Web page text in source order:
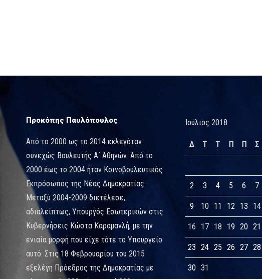
Προκόπης Παυλόπουλος
Από το 2000 ως το 2014 εκλεγόταν
συνεχώς Βουλευτής Α΄ Αθηνών. Από το
2000 έως το 2004 ήταν Κοινοβουλευτικός
Εκπρόσωπος της Νέας Δημοκρατίας.
Μεταξύ 2004-2009 διετέλεσε,
αδιαλείπτως, Υπουργός Εσωτερικών στις
Κυβερνήσεις Κώστα Καραμανλή, με την
ενιαία μορφή που είχε τότε το Υπουργείο
αυτό. Στις 18 Φεβρουαρίου του 2015
εξελέγη Πρόεδρος της Δημοκρατίας με
Ιούλιος 2018
Δ Τ Τ Π Π Σ
2 3 4 5 6 7
9 10 11 12 13 14
16 17 18 19 20 21
23 24 25 26 27 28
30 31